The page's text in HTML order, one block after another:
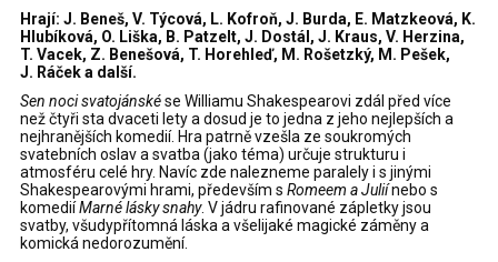
Hrají: J. Beneš, V. Týcová, L. Kofroň, J. Burda, E. Matzkeová, K.
Hlubíková, O. Liška, B. Patzelt, J. Dostál, J. Kraus, V. Herzina,
T. Vacek, Z. Benešová, T. Horehleď, M. Rošetzký, M. Pešek,
J. Ráček a další.
Sen noci svatojánskése Williamu Shakespearovi zdál před více
než čtyři sta dvaceti lety a dosud je to jedna z jeho nejlepších a
nejhranějších komedií. Hra patrně vzešla ze soukromých
svatebních oslav a svatba (jako téma) určuje strukturu i
atmosféru celé hry. Navíc zde nalezneme paralely i s jinými
Shakespearovými hrami, především s Romeem a Juliínebo s
komediíMarné lásky snahy. V jádru rafinované zápletky jsou
svatby, všudypřítomná láska a všelijaké magické záměny a
komická nedorozumění.